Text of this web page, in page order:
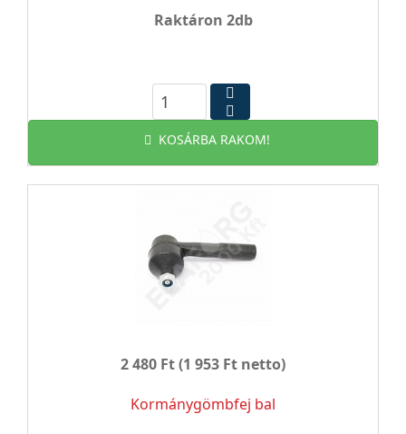
Raktáron 2db
KOSÁRBA RAKOM!
2 480 Ft(1 953 Ft netto)
Kormánygömbfej bal